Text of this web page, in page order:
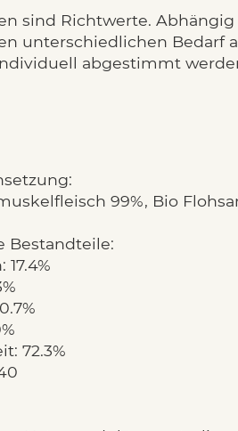
sind Richtwerte.
unterschiedlichen Bedarf
abgestimmt
99%, Bio
Bestandteile:
72.3%